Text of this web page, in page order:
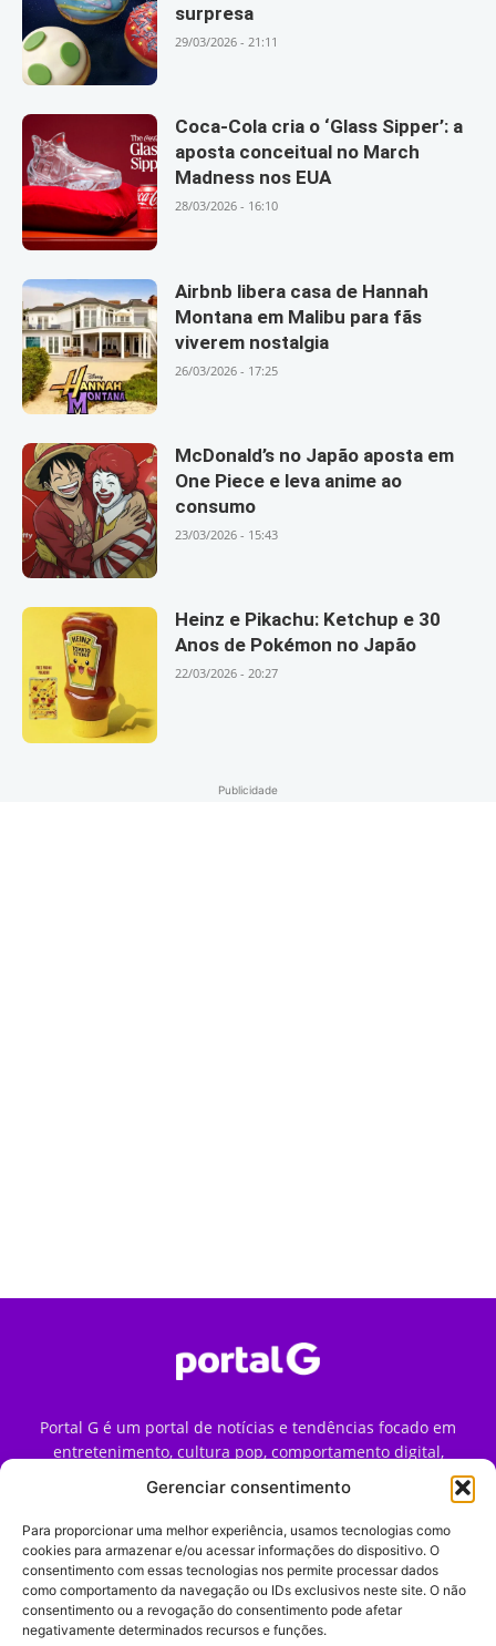
Gerenciar consentimento
Para proporcionar uma melhor experiência, usamos tecnologias como
cookies para armazenar e/ou acessar informações do dispositivo. O
consentimento com essas tecnologias nos permite processar dados
como comportamento da navegação ou IDs exclusivos neste site. O não
consentimento ou a revogação do consentimento pode afetar
negativamente determinados recursos e funções.
surpresa
29/03/2026 - 21:11
Coca-Cola cria o ‘Glass Sipper’: a
aposta conceitual no March
Madness nos EUA
28/03/2026 - 16:10
Airbnb libera casa de Hannah
Montana em Malibu para fãs
viverem nostalgia
26/03/2026 - 17:25
McDonald’s no Japão aposta em
One Piece e leva anime ao
consumo
23/03/2026 - 15:43
Heinz e Pikachu: Ketchup e 30
Anos de Pokémon no Japão
22/03/2026 - 20:27
Publicidade
Portal G é um portal de notícias e tendências focado em
entretenimento, cultura pop, comportamento digital,
streaming, games e iniciativas de marca que impactam a
forma como o público vive e consome internet no Brasil.
Contato:contato@portalg.com.br